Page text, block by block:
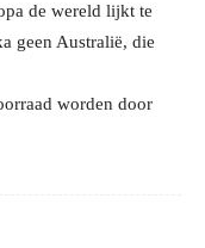
de wereld lijkt te
geen Australië, die
worden door